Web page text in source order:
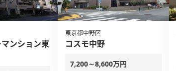
ンション東
東京都中野区
コスモ中野
7,200～8,600万円